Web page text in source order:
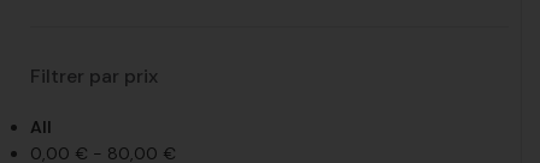
Filtrer par prix
All
0,00 € - 80,00 €